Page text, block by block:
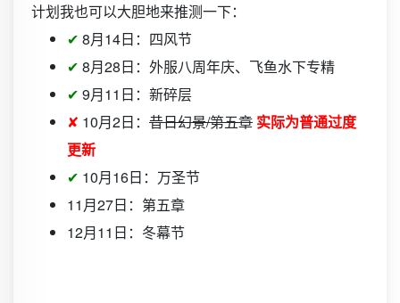
计划我也可以大胆地来推测一下：
✔ 8月14日：四风节
✔ 8月28日：外服八周年庆、飞鱼水下专精
✔ 9月11日：新碎层
✘ 10月2日： 昔日幻景/第五章 实际为普通过度
更新
✔ 10月16日：万圣节
11月27日：第五章
12月11日：冬幕节